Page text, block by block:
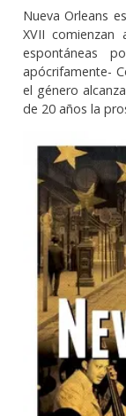
Nueva Orleans
XVII comienzan
espontáneas
apócrifamente-
el género
de 20 años la